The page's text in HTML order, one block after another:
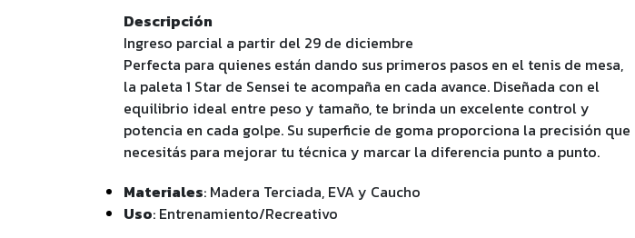
Descripción
Ingreso parcial a partir del 29 de diciembre
Perfecta para quienes están dando sus primeros pasos en el tenis de mesa,
la paleta 1 Star de Sensei te acompaña en cada avance. Diseñada con el
equilibrio ideal entre peso y tamaño, te brinda un excelente control y
potencia en cada golpe. Su superficie de goma proporciona la precisión que
necesitás para mejorar tu técnica y marcar la diferencia punto a punto.
Materiales: Madera Terciada, EVA y Caucho
Uso: Entrenamiento/Recreativo